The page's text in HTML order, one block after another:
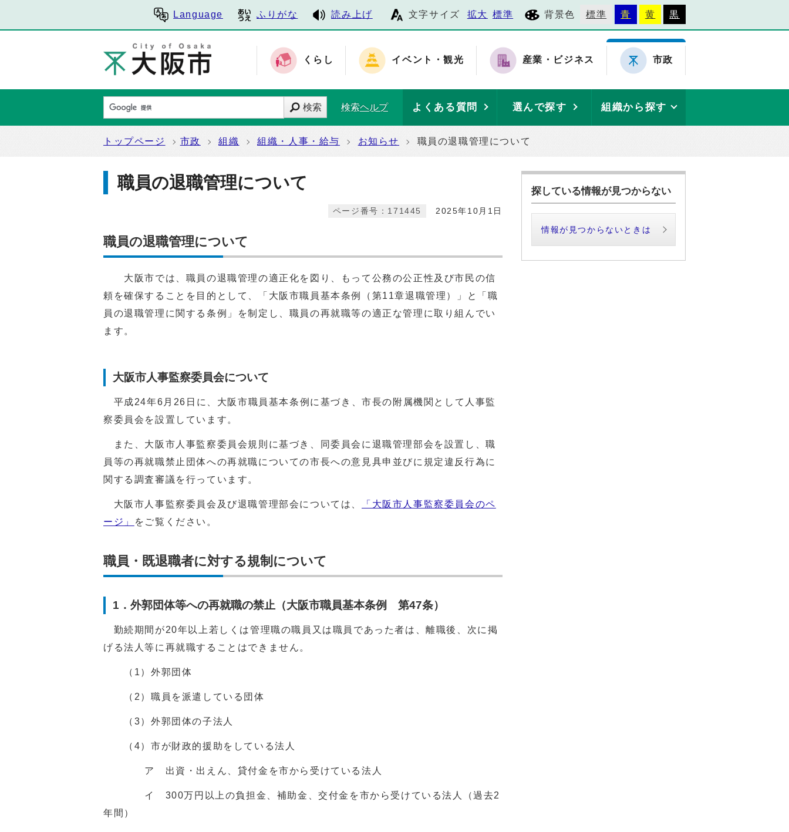
Language ふりがな 読み上げ 文字サイズ 拡大 標準 背景色 標準 青 黄 黒
くらし イベント・観光 産業・ビジネス 市政
検索 検索ヘルプ よくある質問 選んで探す 組織から探す
トップページ 市政 組織 組織・人事・給与 お知らせ 職員の退職管理について
職員の退職管理について
2025年10月1日
ページ番号：171445
職員の退職管理について
大阪市では、職員の退職管理の適正化を図り、もって公務の公正性及び市民の信
頼を確保することを目的として、「大阪市職員基本条例（第11章退職管理）」と「職
員の退職管理に関する条例」を制定し、職員の再就職等の適正な管理に取り組んでい
ます。
大阪市人事監察委員会について
平成24年6月26日に、大阪市職員基本条例に基づき、市長の附属機関として人事監
察委員会を設置しています。
また、大阪市人事監察委員会規則に基づき、同委員会に退職管理部会を設置し、職
員等の再就職禁止団体への再就職についての市長への意見具申並びに規定違反行為に
関する調査審議を行っています。
大阪市人事監察委員会及び退職管理部会については、
「大阪市人事監察委員会のペ
ージ」
をご覧ください。
職員・既退職者に対する規制について
1．外郭団体等への再就職の禁止（大阪市職員基本条例 第47条）
勤続期間が20年以上若しくは管理職の職員又は職員であった者は、離職後、次に掲
げる法人等に再就職することはできません。
（1）外郭団体
（2）職員を派遣している団体
（3）外郭団体の子法人
（4）市が財政的援助をしている法人
ア 出資・出えん、貸付金を市から受けている法人
イ 300万円以上の負担金、補助金、交付金を市から受けている法人（過去2
年間）
探している情報が見つからない
情報が見つからないときは